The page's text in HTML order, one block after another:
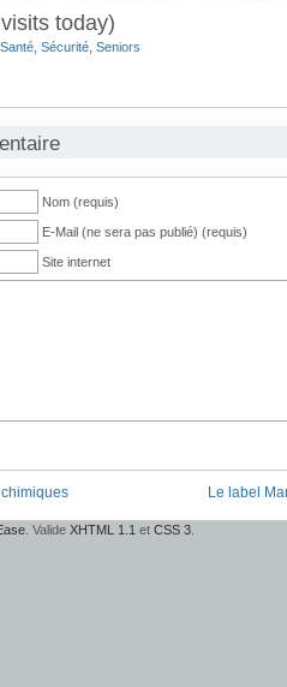
today)
Santé Sécurité Seniors
Nom (requis)
E-Mail (ne sera pas publié) (requis)
Site internet
Le label
. Valide XHTML 1.1 et CSS 3